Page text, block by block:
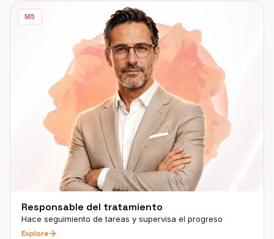
M5
Responsable del tratamiento
Hace seguimiento de tareas y supervisa el progreso
Explore